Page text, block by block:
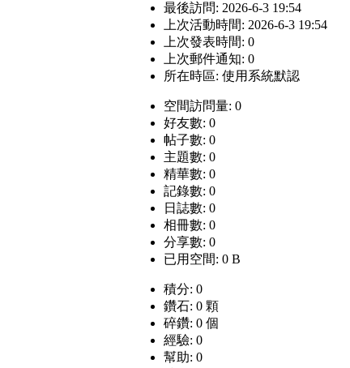
最後訪問: 2026-6-3 19:54
上次活動時間: 2026-6-3 19:54
上次發表時間: 0
上次郵件通知: 0
所在時區: 使用系統默認
空間訪問量: 0
好友數: 0
帖子數: 0
主題數: 0
精華數: 0
記錄數: 0
日誌數: 0
相冊數: 0
分享數: 0
已用空間: 0 B
積分: 0
鑽石: 0 顆
碎鑽: 0 個
經驗: 0
幫助: 0